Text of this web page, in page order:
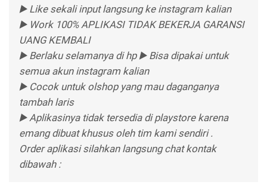
▶️ Like sekali input langsung ke instagram kalian
▶️ Work 100% APLIKASI TIDAK BEKERJA GARANSI
UANG KEMBALI
▶️ Berlaku selamanya di hp ▶️ Bisa dipakai untuk
semua akun instagram kalian
▶️ Cocok untuk olshop yang mau daganganya
tambah laris
▶️ Aplikasinya tidak tersedia di playstore karena
emang dibuat khusus oleh tim kami sendiri .
Order aplikasi silahkan langsung chat kontak
dibawah :